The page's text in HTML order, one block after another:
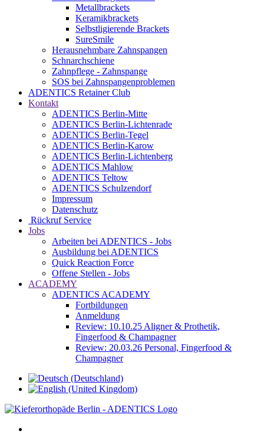
Metallbrackets
Keramikbrackets
Selbstligierende Brackets
SureSmile
Herausnehmbare Zahnspangen
Schnarchschiene
Zahnpflege - Zahnspange
SOS bei Zahnspangenproblemen
ADENTICS Retainer Club
Kontakt
ADENTICS Berlin-Mitte
ADENTICS Berlin-Lichtenrade
ADENTICS Berlin-Tegel
ADENTICS Berlin-Karow
ADENTICS Berlin-Lichtenberg
ADENTICS Mahlow
ADENTICS Teltow
ADENTICS Schulzendorf
Impressum
Datenschutz
Rückruf Service
Jobs
Arbeiten bei ADENTICS - Jobs
Ausbildung bei ADENTICS
Quick Reaction Force
Offene Stellen - Jobs
ACADEMY
ADENTICS ACADEMY
Fortbildungen
Anmeldung
Review: 10.10.25 Aligner & Prothetik,
Fingerfood & Champagner
Review: 20.03.26 Personal, Fingerfood &
Champagner